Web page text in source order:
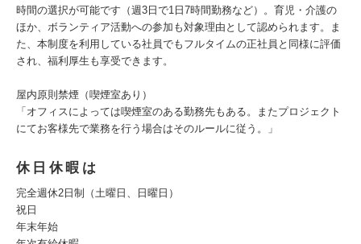
時間の選択が可能です（週3日で1日7時間勤務など）。育児・介護の
ほか、ボランティア活動への参加も対象理由として認められます。ま
た、本制度を利用している社員でもフルタイムの正社員と同様に評価
され、福利厚生も享受できます。
屋内原則禁煙（喫煙室あり）
「オフィスによっては喫煙室のある勤務先もある。またプロジェクト
にてお客様先で業務を行う場合はそのルールに従う。」
休日休暇は
完全週休2日制（土曜日、日曜日）
祝日
年末年始